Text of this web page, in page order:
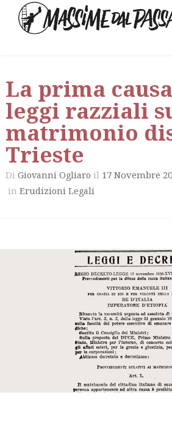
La prima
leggi razziali
matrimonio
Trieste
Di Giovanni Ogliaro il 17 Novembre
in Erudizioni Legali